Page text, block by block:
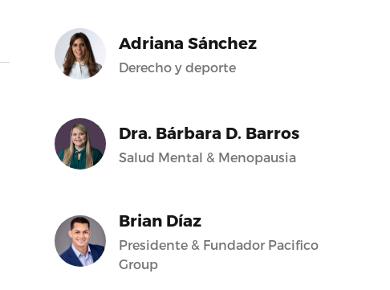
Adriana Sánchez
Derecho y deporte
Dra. Bárbara D. Barros
Salud Mental & Menopausia
Brian Díaz
Presidente & Fundador Pacifico
Group